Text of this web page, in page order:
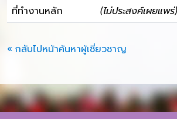
ที่ทำงานหลัก (ไม่ประสงค์เผยแพร่)
« กลับไปหน้าค้นหาผู้เชี่ยวชาญ